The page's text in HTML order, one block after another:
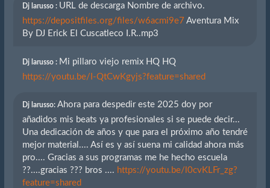
Dj larusso : URL de descarga Nombre de archivo.
https://depositfiles.org/files/w6acmi9e7 Aventura Mix
By DJ Erick El Cuscatleco I.R..mp3
Dj larusso : Mi pillaro viejo remix HQ HQ
https://youtu.be/I-QtCwKgyjs?feature=shared
Dj larusso: Ahora para despedir este 2025 doy por
añadidos mis beats ya profesionales si se puede decir...
Una dedicación de años y que para el próximo año tendré
mejor material.... Así es y así suena mi calidad ahora más
pro.... Gracias a sus programas me he hecho escuela
??....gracias ??? bros .... https://youtu.be/l0cvKLFr_zg?
feature=shared